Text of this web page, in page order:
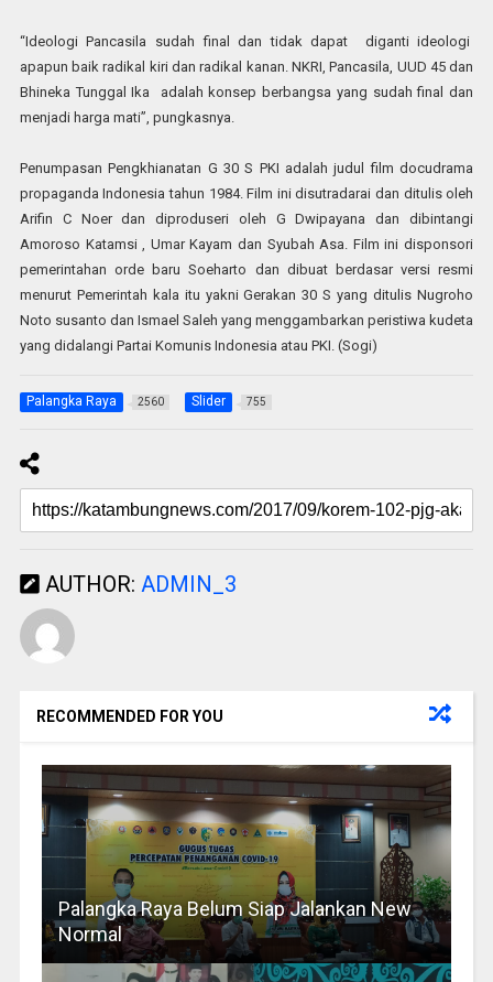
“Ideologi Pancasila sudah final dan tidak dapat diganti ideologi
apapun baik radikal kiri dan radikal kanan. NKRI, Pancasila, UUD 45 dan
Bhineka Tunggal Ika adalah konsep berbangsa yang sudah final dan
menjadi harga mati”, pungkasnya.
Penumpasan Pengkhianatan G 30 S PKI adalah judul film docudrama
propaganda Indonesia tahun 1984. Film ini disutradarai dan ditulis oleh
Arifin C Noer dan diproduseri oleh G Dwipayana dan dibintangi
Amoroso Katamsi , Umar Kayam dan Syubah Asa. Film ini disponsori
pemerintahan orde baru Soeharto dan dibuat berdasar versi resmi
menurut Pemerintah kala itu yakni Gerakan 30 S yang ditulis Nugroho
Noto susanto dan Ismael Saleh yang menggambarkan peristiwa kudeta
yang didalangi Partai Komunis Indonesia atau PKI. (Sogi)
Palangka Raya 2560 Slider 755
AUTHOR: ADMIN_3
RECOMMENDED FOR YOU
Palangka Raya Belum Siap Jalankan New
Normal